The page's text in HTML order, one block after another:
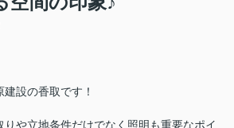
設の香取です！
や立地条件だけでなく照明も重要なポイ